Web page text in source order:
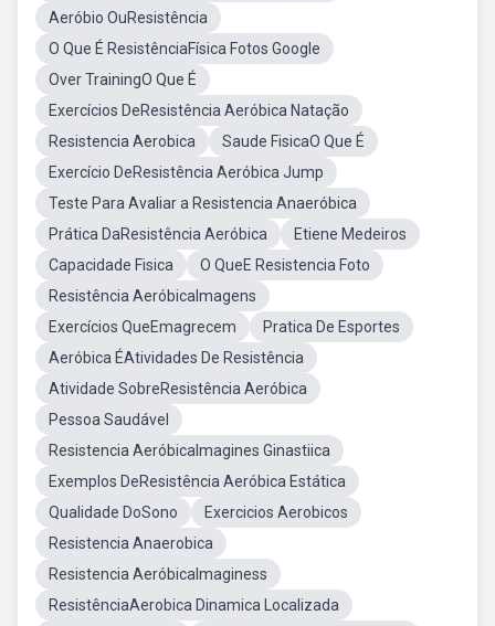
Aeróbio OuResistência
O Que É ResistênciaFísica Fotos Google
Over TrainingO Que É
Exercícios DeResistência Aeróbica Natação
Resistencia Aerobica
Saude FisicaO Que É
Exercício DeResistência Aeróbica Jump
Teste Para Avaliar a Resistencia Anaeróbica
Prática DaResistência Aeróbica
Etiene Medeiros
Capacidade Fisica
O QueE Resistencia Foto
Resistência AeróbicaImagens
Exercícios QueEmagrecem
Pratica De Esportes
Aeróbica ÉAtividades De Resistência
Atividade SobreResistência Aeróbica
Pessoa Saudável
Resistencia AeróbicaImagines Ginastiica
Exemplos DeResistência Aeróbica Estática
Qualidade DoSono
Exercicios Aerobicos
Resistencia Anaerobica
Resistencia AeróbicaImaginess
ResistênciaAerobica Dinamica Localizada